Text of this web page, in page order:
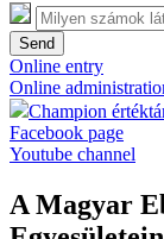
Send
Online entry
Online
Champion
Facebook page
Youtube channel
A Magyar